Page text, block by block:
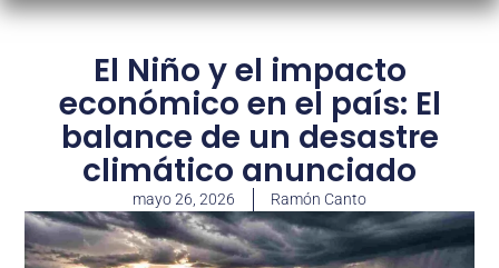
El Niño y el impacto
económico en el país: El
balance de un desastre
climático anunciado
mayo 26, 2026 Ramón Canto